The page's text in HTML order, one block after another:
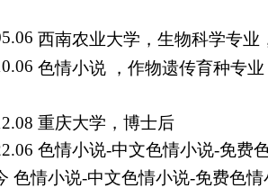
西南农业大学，生物科学专业
色情小说 ，作物遗传育种专
重庆大学，博士后
色情小说-中文色情小说-免费
色情小说-中文色情小说-免费色